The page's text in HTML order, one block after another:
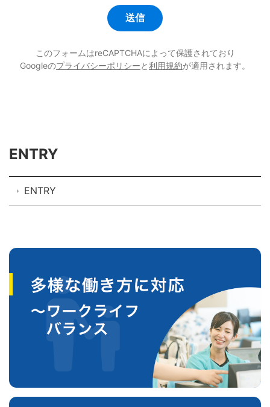
このフォームはreCAPTCHAによって保護されており
Googleのプライバシーポリシーと利用規約が適用されます。
ENTRY
ENTRY